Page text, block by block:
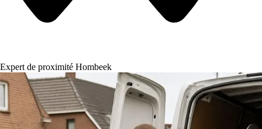
Expert de proximité Hombeek